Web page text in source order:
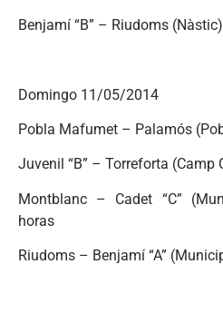
Benjamí “B” – Riudoms
Domingo 11/05/2014
Pobla Mafumet – Palamós
Juvenil “B” – Torreforta (Camp
Montblanc – Cadet “C”
horas
Riudoms – Benjamí “A”